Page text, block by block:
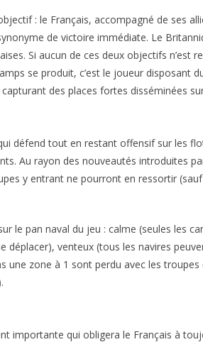
: le Français, accompagné de ses
de victoire immédiate. Le
Si aucun de ces deux objectifs n’est
se produit, c’est le joueur disposant
des places fortes disséminées
défend tout en restant offensif sur les
Au rayon des nouveautés introduites
y entrant ne pourront en ressortir
le pan naval du jeu : calme (seules les
déplacer), venteux (tous les navires
une zone à 1 sont perdu avec les
importante qui obligera le Français à